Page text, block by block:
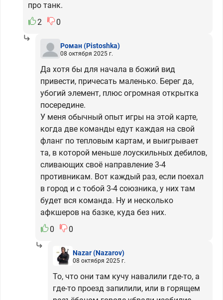
про танк.
2
0
Роман(Pistoshka)
08 октября 2025 г.
Да хотя бы для начала в божий вид
привести, причесать маленько. Берег да,
убогий элемент, плюс огромная открытка
посередине.
У меня обычный опыт игры на этой карте,
когда две команды едут каждая на свой
фланг по тепловым картам, и выигрывает
та, в которой меньше лоускильных дебилов,
сливающих своё направление 3-4
противникам. Вот каждый раз, если поехал
в город и с тобой 3-4 союзника, у них там
будет вся команда. Ну и несколько
афкшеров на базке, куда без них.
0
0
Nazar(Nazarov)
08 октября 2025 г.
То, что они там кучу навалили где-то, а
где-то проезд запилили, или в горящем